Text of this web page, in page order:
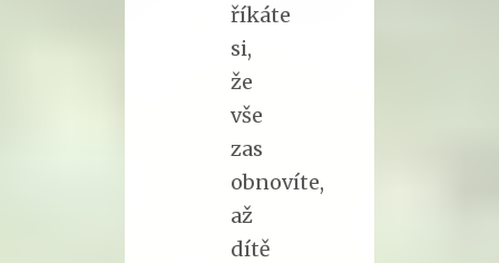
říkáte
si,
že
vše
zas
obnovíte,
až
dítě